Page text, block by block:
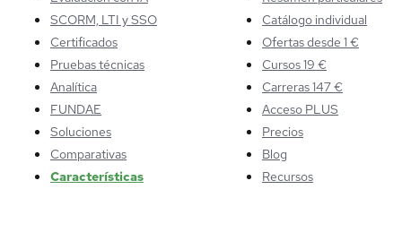
SCORM, LTI y SSO
Certificados
Pruebas técnicas
Analítica
FUNDAE
Soluciones
Comparativas
Características
Catálogo individual
Ofertas desde 1 €
Cursos 19 €
Carreras 147 €
Acceso PLUS
Precios
Blog
Recursos